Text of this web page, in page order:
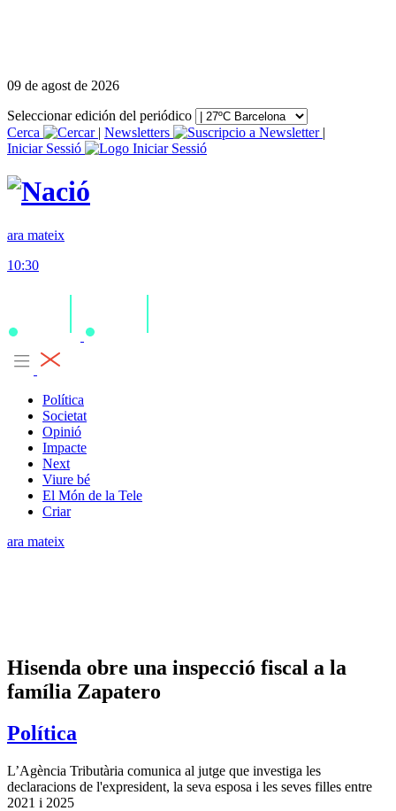
09 de agost de 2026
Seleccionar edición del periódico
Cerca
| Newsletters
|
Iniciar Sessió
ara mateix
10:30
Política
Societat
Opinió
Impacte
Next
Viure bé
El Món de la Tele
Criar
ara mateix
Hisenda obre una inspecció fiscal a la
família Zapatero
Política
L’Agència Tributària comunica al jutge que investiga les
declaracions de l'expresident, la seva esposa i les seves filles entre
2021 i 2025